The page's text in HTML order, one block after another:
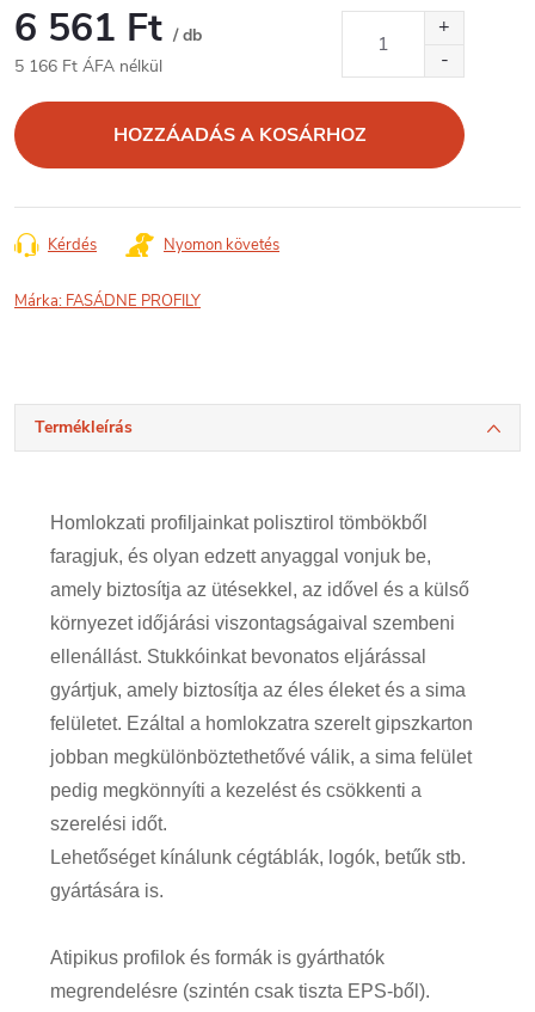
6 561 Ft / db
5 166 Ft ÁFA nélkül
HOZZÁADÁS A KOSÁRHOZ
Kérdés Nyomon követés
Márka: FASÁDNE PROFILY
Termékleírás
Homlokzati profiljainkat polisztirol tömbökből
faragjuk, és olyan edzett anyaggal vonjuk be,
amely biztosítja az ütésekkel, az idővel és a külső
környezet időjárási viszontagságaival szembeni
ellenállást. Stukkóinkat bevonatos eljárással
gyártjuk, amely biztosítja az éles éleket és a sima
felületet. Ezáltal a homlokzatra szerelt gipszkarton
jobban megkülönböztethetővé válik, a sima felület
pedig megkönnyíti a kezelést és csökkenti a
szerelési időt.
Lehetőséget kínálunk cégtáblák, logók, betűk stb.
gyártására is.
Atipikus profilok és formák is gyárthatók
megrendelésre (szintén csak tiszta EPS-ből).